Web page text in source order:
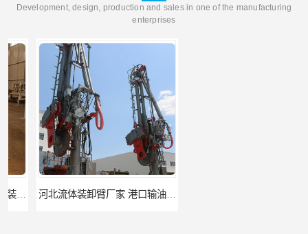
Development, design, production and sales in one of the manufacturing
enterprises
河北流体装卸臂厂家 港口输油臂 节能环保